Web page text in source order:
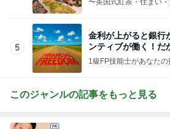
5
金利が上がると銀行
ンティブが働く！だ
資も渋くなる…
1級FP技能士があなた
このジャンルの記事をもっと見る